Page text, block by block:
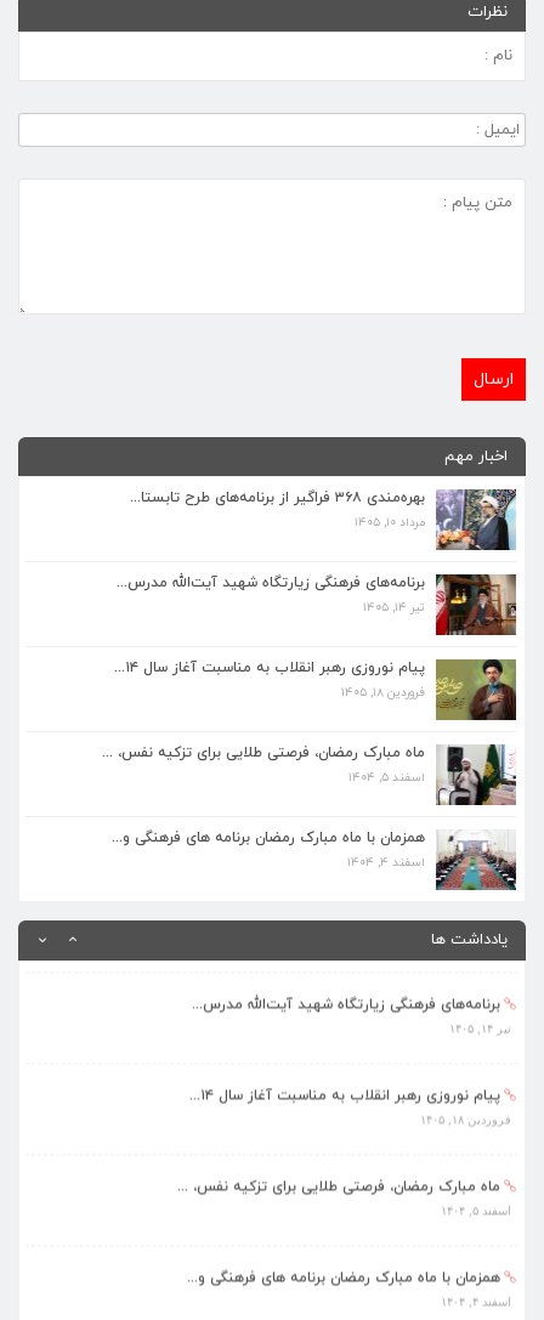
نظرات
اخبار مهم
بهره‌مندی ۳۶۸ فراگیر از برنامه‌های طرح تابستا...
مرداد ۱۰, ۱۴۰۵
برنامه‌های فرهنگی زیارتگاه شهید آیت‌الله مدرس...
تیر ۱۴, ۱۴۰۵
پیام نوروزی رهبر انقلاب به مناسبت آغاز سال ۱۴...
فروردین ۱۸, ۱۴۰۵
ماه مبارک رمضان، فرصتی طلایی برای تزکیه نفس، ...
اسفند ۵, ۱۴۰۴
همزمان با ماه مبارک رمضان برنامه های فرهنگی و...
اسفند ۴, ۱۴۰۴
یادداشت ها
برنامه‌های فرهنگی زیارتگاه شهید آیت‌الله مدرس...
پیام نوروزی رهبر انقلاب به مناسبت آغاز سال ۱۴...
ماه مبارک رمضان، فرصتی طلایی برای تزکیه نفس، ...
اسفند ۵, ۱۴۰۴
همزمان با ماه مبارک رمضان برنامه های فرهنگی و...
اسفند ۴, ۱۴۰۴
مرداد ۱۰, ۱۴۰۵
برنامه‌های فرهنگی زیارتگاه شهید آیت‌الله مدرس...
تیر ۱۴, ۱۴۰۵
پیام نوروزی رهبر انقلاب به مناسبت آغاز سال ۱۴...
فروردین ۱۸, ۱۴۰۵
ماه مبارک رمضان، فرصتی طلایی برای تزکیه نفس، ...
همزمان با ماه مبارک رمضان برنامه های فرهنگی و...
اسفند ۴, ۱۴۰۴